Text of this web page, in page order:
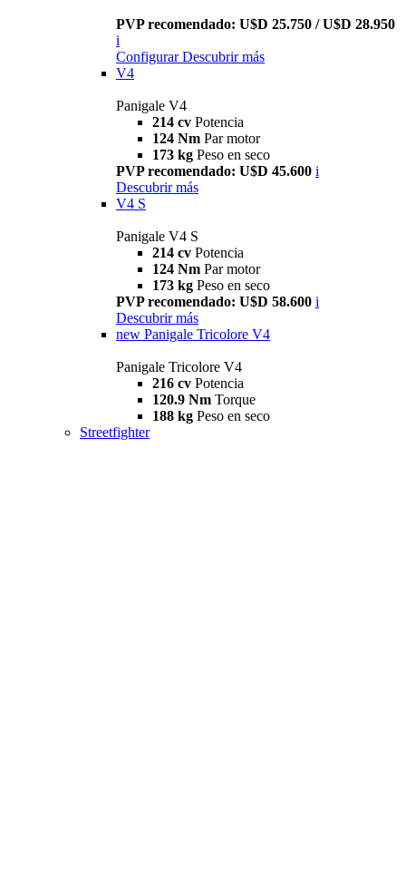
PVP recomendado: U$D 25.750 / U$D 28.950
i
Configurar Descubrir más
V4
Panigale V4
214 cv Potencia
124 Nm Par motor
173 kg Peso en seco
PVP recomendado: U$D 45.600 i
Descubrir más
V4 S
Panigale V4 S
214 cv Potencia
124 Nm Par motor
173 kg Peso en seco
PVP recomendado: U$D 58.600 i
Descubrir más
new Panigale Tricolore V4
Panigale Tricolore V4
216 cv Potencia
120.9 Nm Torque
188 kg Peso en seco
Streetfighter